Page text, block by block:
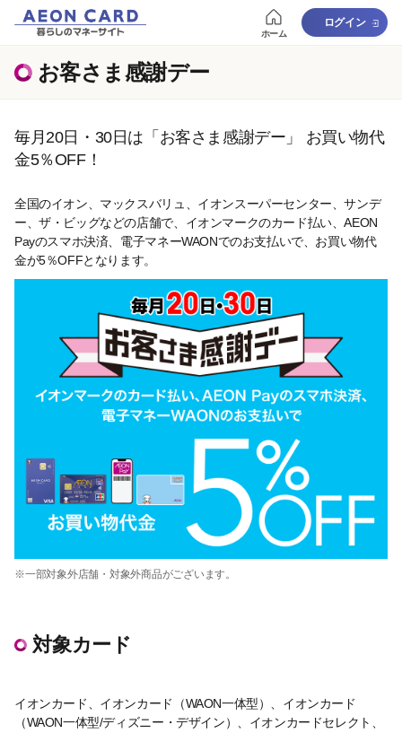
ホーム
ログイン
お客さま感謝デー
毎月20日・30日は「お客さま感謝デー」 お買い物代
金5％OFF！
全国のイオン、マックスバリュ、イオンスーパーセンター、サンデ
ー、ザ・ビッグなどの店舗で、イオンマークのカード払い、AEON
Payのスマホ決済、電子マネーWAONでのお支払いで、お買い物代
金が5％OFFとなります。
※一部対象外店舗・対象外商品がございます。
対象カード
イオンカード、イオンカード（WAON一体型）、イオンカード
（WAON一体型/ディズニー・デザイン）、イオンカードセレクト、